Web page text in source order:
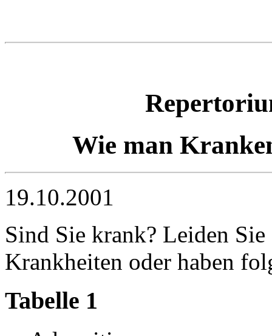
Wie man
19.10.2001
Sind Sie krank? Leiden
Krankheiten oder haben
Tabelle 1